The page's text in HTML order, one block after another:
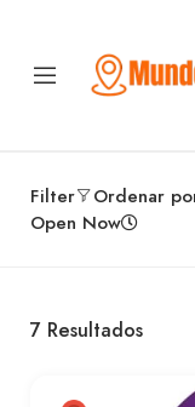
Filter
Ordenar
Open Now
7 Resultados